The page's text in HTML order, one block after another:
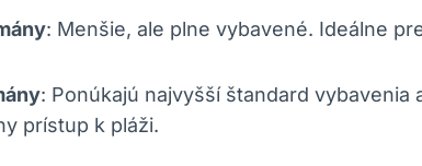
: Menšie, ale plne vybavené. Ideálne
: Ponúkajú najvyšší štandard
prístup k pláži.